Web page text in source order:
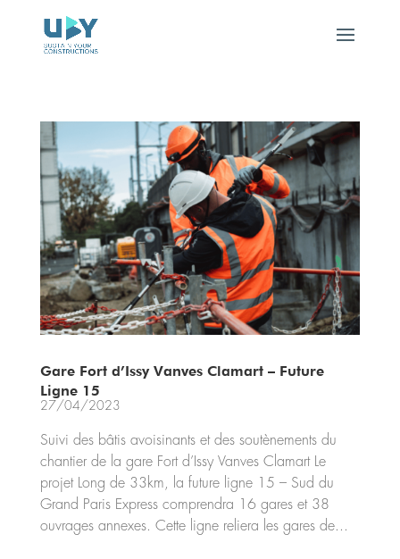
Gare Fort d’Issy Vanves Clamart – Future
Ligne 15
27/04/2023
Suivi des bâtis avoisinants et des soutènements du
chantier de la gare Fort d’Issy Vanves Clamart Le
projet Long de 33km, la future ligne 15 – Sud du
Grand Paris Express comprendra 16 gares et 38
ouvrages annexes. Cette ligne reliera les gares de...